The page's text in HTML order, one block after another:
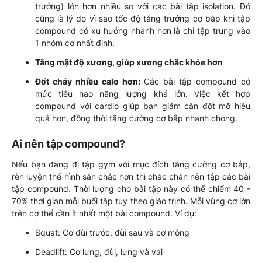
trưởng) lớn hơn nhiều so với các bài tập isolation. Đó
cũng là lý do vì sao tốc độ tăng trưởng cơ bắp khi tập
compound có xu hướng nhanh hơn là chỉ tập trung vào
1 nhóm cơ nhất định.
Tăng mật độ xương, giúp xương chắc khỏe hơn
Đốt cháy nhiều calo hơn:Các bài tập compound có
mức tiêu hao năng lượng khá lớn. Việc kết hợp
compound với cardio giúp bạn giảm cân đốt mỡ hiệu
quả hơn, đồng thời tăng cường cơ bắp nhanh chóng.
Ai nên tập compound?
Nếu bạn đang đi tập gym với mục đích tăng cường cơ bắp,
rèn luyện thể hình săn chắc hơn thì chắc chắn nên tập các bài
tập compound. Thời lượng cho bài tập này có thể chiếm 40 -
70% thời gian mỗi buổi tập tùy theo giáo trình. Mỗi vùng cơ lớn
trên cơ thể cần ít nhất một bài compound. Ví dụ:
Squat: Cơ đùi trước, đùi sau và cơ mông
Deadlift: Cơ lưng, đùi, lưng và vai